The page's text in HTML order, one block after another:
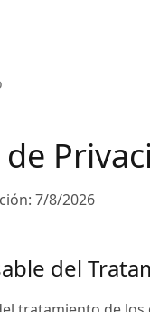
7/8/2026
del